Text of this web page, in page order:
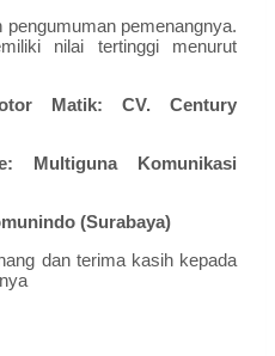
pengumuman pemenangnya.
nilai tertinggi menurut
Matik: CV. Century
Multiguna Komunikasi
(Surabaya)
dan terima kasih kepada